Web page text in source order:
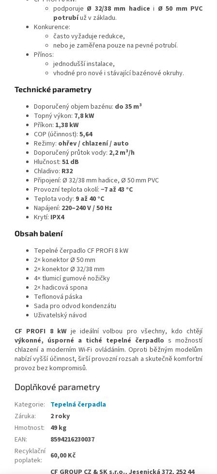
podporuje Ø 32/38 mm hadice i Ø 50 mm PVC
potrubíuž v základu.
Konkurence:
často vyžaduje redukce,
nebo je zaměřena pouze na pevné potrubí.
Přínos:
jednodušší instalace,
vhodné pro nové i stávající bazénové okruhy.
Technické parametry
Doporučený objem bazénu: do 35 m³
Topný výkon: 7,8 kW
Příkon: 1,38 kW
COP (účinnost): 5,64
Režimy: ohřev / chlazení / auto
Doporučený průtok vody: 2,2 m³/h
Hlučnost: 51 dB
Chladivo: R32
Připojení: Ø 32/38 mm hadice, Ø 50 mm PVC
Provozní teplota okolí: −7 až 43 °C
Teplota vody: 9 až 40 °C
Napájení: 220–240 V / 50 Hz
Krytí: IPX4
Obsah balení
Tepelné čerpadlo CF PROFI 8 kW
2× konektor Ø 50 mm
2× konektor Ø 32/38 mm
4× tlumicí gumové nožičky
2× hadicová spona
Teflonová páska
Sada pro odvod kondenzátu
Uživatelský návod
CF PROFI 8 kW je ideální volbou pro všechny, kdo chtějí
výkonné, úsporné a tiché tepelné čerpadlo s možností
chlazení a moderním Wi-Fi ovládáním. Oproti běžným modelům
nabízí vyšší účinnost, širší provozní rozsah a skutečně komfortní
provoz bez kompromisů.
Doplňkové parametry
Kategorie:
Tepelná čerpadla
Záruka:
2 roky
Hmotnost:
49 kg
EAN:
8594216230037
Recyklační
poplatek:
60,00 Kč
CF GROUP CZ & SK s.r.o., Jesenická 372, 252 44